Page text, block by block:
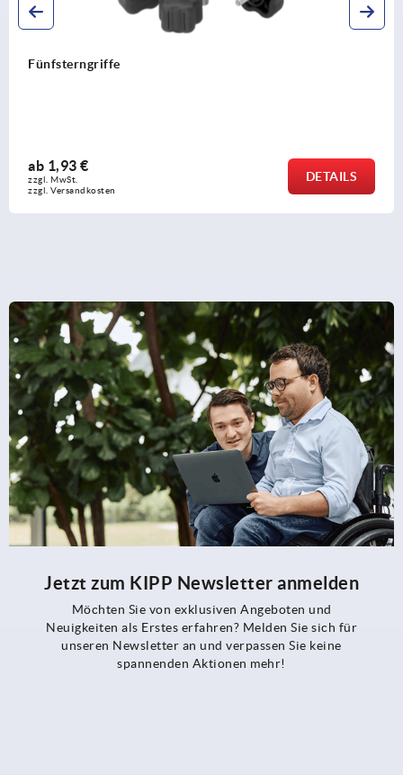
DETAILS
Jetzt zum KIPP Newsletter anmelden
Möchten Sie von exklusiven Angeboten und
Neuigkeiten als Erstes erfahren? Melden Sie sich für
unseren Newsletter an und verpassen Sie keine
spannenden Aktionen mehr!